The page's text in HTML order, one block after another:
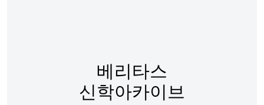
베리타스
신학아카이브